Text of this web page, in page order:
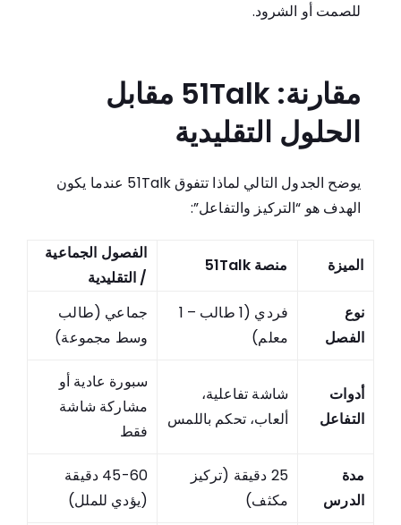
للصمت أو الشرود.
مقارنة: 51Talk مقابل
الحلول التقليدية
يوضح الجدول التالي لماذا تتفوق 51Talk عندما يكون
الهدف هو “التركيز والتفاعل”:
الميزة منصة 51Talk
الفصول الجماعية
/ التقليدية
نوع
الفصل
فردي (1 طالب – 1
معلم)
جماعي (طالب
وسط مجموعة)
أدوات
التفاعل
شاشة تفاعلية،
ألعاب، تحكم باللمس
سبورة عادية أو
مشاركة شاشة
فقط
مدة
الدرس
25 دقيقة (تركيز
مكثف)
45-60 دقيقة
(يؤدي للملل)